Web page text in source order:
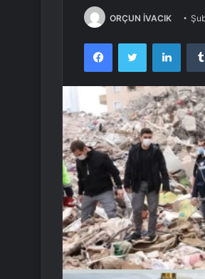
ORÇUN İVACIK
FacebookTwitter